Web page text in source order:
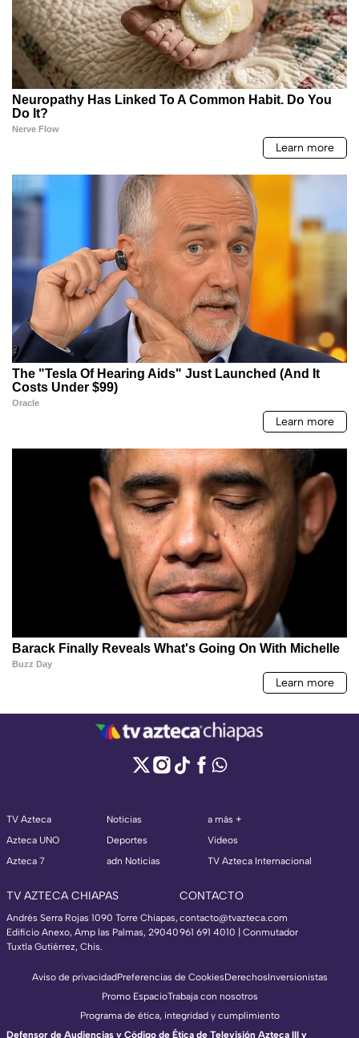
TV Azteca
Azteca UNO
Azteca 7
Noticias
Deportes
adn Noticias
a más +
Videos
TV Azteca Internacional
TV AZTECA CHIAPAS
Andrés Serra Rojas 1090 Torre Chiapas,
Edificio Anexo, Amp las Palmas, 29040
Tuxtla Gutiérrez, Chis.
CONTACTO
contacto@tvazteca.com
961 691 4010 | Conmutador
Aviso de privacidadPreferencias de CookiesDerechosInversionistas
Promo EspacioTrabaja con nosotros
Programa de ética, integridad y cumplimiento
Defensor de Audiencias y Código de Ética de Televisión Azteca III y